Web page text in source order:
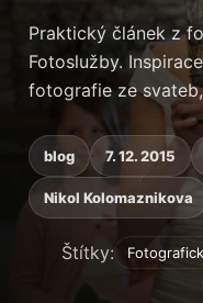
Praktický článek z
Fotoslužby.
fotografie ze
blog 7. 12. 2015
Nikol Kolomaznikova
Štítky: